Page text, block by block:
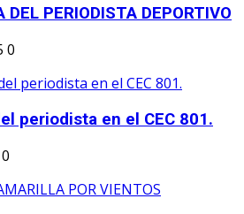
PERIODISTA DEPORTIVO
0
periodista en el CEC 801.
0